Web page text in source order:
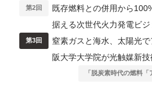
第2回
既存燃料との併用から
据える次世代火力発電ビジ
第3回
窒素ガスと海水、太陽光
阪大学大学院が光触媒新
「脱炭素時代の燃料